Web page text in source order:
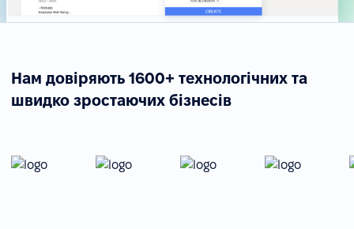
Нам довіряють 1600+ технологічних та
швидко зростаючих бізнесів